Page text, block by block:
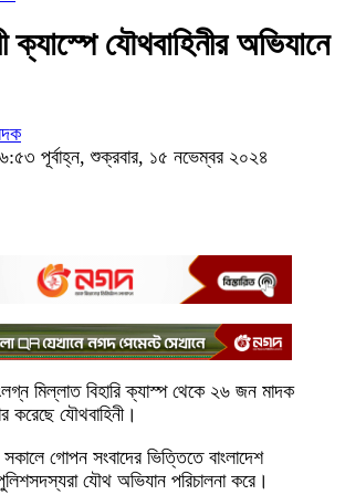
ক্যাস্পে যৌথবাহিনীর অভিযানে
পূর্বাহ্ন, শুক্রবার, ১৫ নভেম্বর ২০২৪
মিল্লাত বিহারি ক্যাস্প থেকে ২৬ জন মাদক
করেছে যৌথবাহিনী।
গোপন সংবাদের ভিত্তিতে বাংলাদেশ
যৌথ অভিযান পরিচালনা করে।